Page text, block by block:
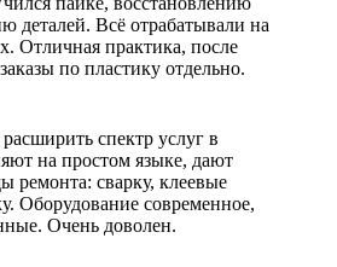
деталей. Всё отрабатывали на
Отличная практика, после
по пластику отдельно.
спектр услуг в
на простом языке, дают
ремонта: сварку, клеевые
Оборудование современное,
Очень доволен.